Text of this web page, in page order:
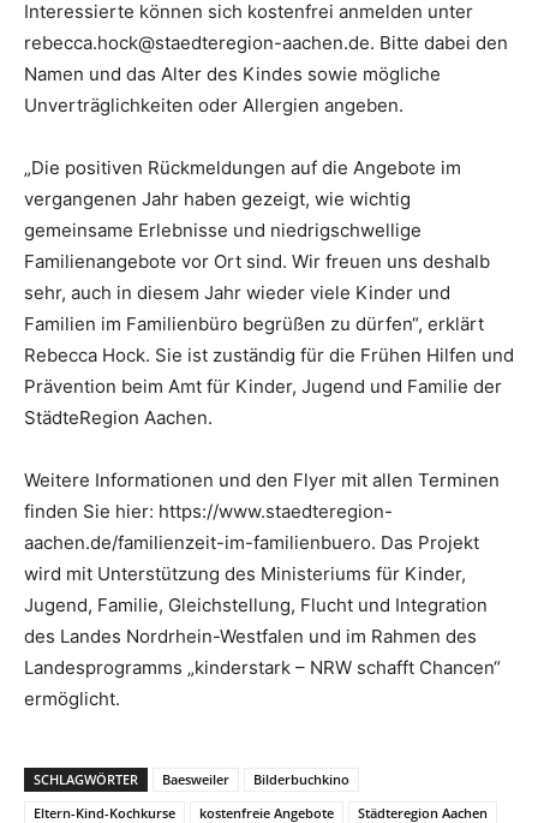
Interessierte können sich kostenfrei anmelden unter
rebecca.hock@staedteregion-aachen.de. Bitte dabei den
Namen und das Alter des Kindes sowie mögliche
Unverträglichkeiten oder Allergien angeben.
„Die positiven Rückmeldungen auf die Angebote im
vergangenen Jahr haben gezeigt, wie wichtig
gemeinsame Erlebnisse und niedrigschwellige
Familienangebote vor Ort sind. Wir freuen uns deshalb
sehr, auch in diesem Jahr wieder viele Kinder und
Familien im Familienbüro begrüßen zu dürfen“, erklärt
Rebecca Hock. Sie ist zuständig für die Frühen Hilfen und
Prävention beim Amt für Kinder, Jugend und Familie der
StädteRegion Aachen.
Weitere Informationen und den Flyer mit allen Terminen
finden Sie hier: https://www.staedteregion-
aachen.de/familienzeit-im-familienbuero. Das Projekt
wird mit Unterstützung des Ministeriums für Kinder,
Jugend, Familie, Gleichstellung, Flucht und Integration
des Landes Nordrhein-Westfalen und im Rahmen des
Landesprogramms „kinderstark – NRW schafft Chancen“
ermöglicht.
SCHLAGWÖRTER Baesweiler
Bilderbuchkino
Eltern-Kind-Kochkurse
kostenfreie Angebote Städteregion Aachen